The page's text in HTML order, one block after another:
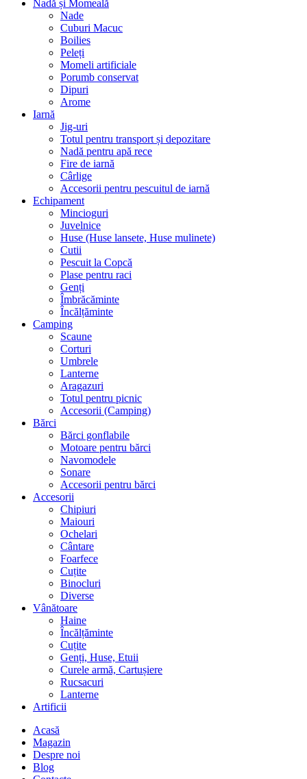
Nadă și Momeală
Nade
Cuburi Macuc
Boilies
Peleți
Momeli artificiale
Porumb conservat
Dipuri
Arome
Iarnă
Jig-uri
Totul pentru transport și depozitare
Nadă pentru apă rece
Fire de iarnă
Cârlige
Accesorii pentru pescuitul de iarnă
Echipament
Mincioguri
Juvelnice
Huse (Huse lansete, Huse mulinete)
Cutii
Pescuit la Copcă
Plase pentru raci
Genți
Îmbrăcăminte
Încălțăminte
Camping
Scaune
Corturi
Umbrele
Lanterne
Aragazuri
Totul pentru picnic
Accesorii (Camping)
Bărci
Bărci gonflabile
Motoare pentru bărci
Navomodele
Sonare
Accesorii pentru bărci
Accesorii
Chipiuri
Maiouri
Ochelari
Cântare
Foarfece
Cuțite
Binocluri
Diverse
Vânătoare
Haine
Încălțăminte
Cuțite
Genți, Huse, Etuii
Curele armă, Cartușiere
Rucsacuri
Lanterne
Artificii
Acasă
Magazin
Despre noi
Blog